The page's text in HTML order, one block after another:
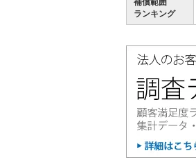
補償範囲
ランキング